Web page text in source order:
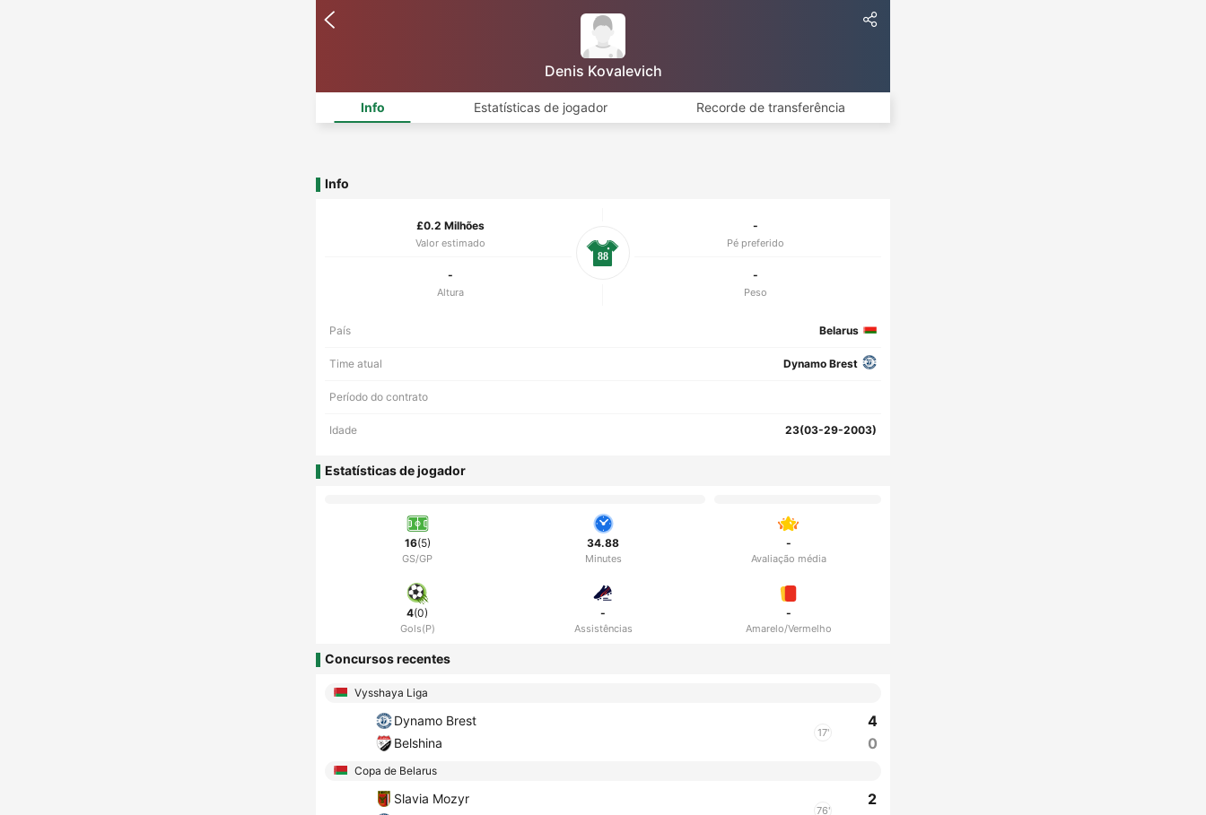
Denis Kovalevich
Info Estatísticas de jogador Recorde de transferência
Info
£0.2 Milhões
Valor estimado
-
Pé preferido
-
Altura
-
Peso
88
País Belarus
Time atual Dynamo Brest
Período do contrato
Idade 23(03-29-2003)
Estatísticas de jogador
16(5)
GS/GP
34.88
Minutes
-
Avaliação média
4(0)
Gols(P)
-
Assistências
-
Amarelo/Vermelho
Concursos recentes
Vysshaya Liga
Dynamo Brest
Belshina
17'
4
0
Copa de Belarus
Slavia Mozyr
76'
2